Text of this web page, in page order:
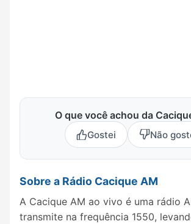
O que você achou da
Gostei Não
Sobre a Rádio Cacique AM
A Cacique AM ao vivo é uma rádio
transmite na frequência 1550,